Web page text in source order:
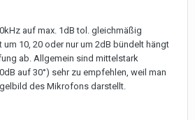
auf max. 1dB tol. gleichmäßig
um 10, 20 oder nur um 2dB bündelt hängt
ab. Allgemein sind mittelstark
auf 30°) sehr zu empfehlen, weil man
des Mikrofons darstellt.